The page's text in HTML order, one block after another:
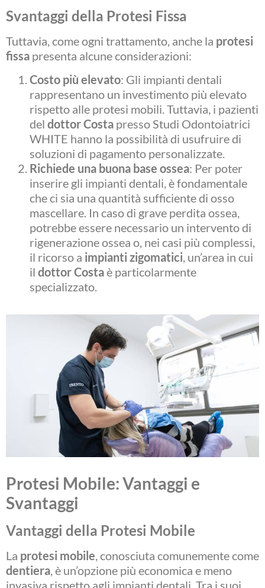
Svantaggi della Protesi Fissa
Tuttavia, come ogni trattamento, anche la protesi
fissa presenta alcune considerazioni:
Costo più elevato: Gli impianti dentali
rappresentano un investimento più elevato
rispetto alle protesi mobili. Tuttavia, i pazienti
del dottor Costa presso Studi Odontoiatrici
WHITE hanno la possibilità di usufruire di
soluzioni di pagamento personalizzate.
Richiede una buona base ossea: Per poter
inserire gli impianti dentali, è fondamentale
che ci sia una quantità sufficiente di osso
mascellare. In caso di grave perdita ossea,
potrebbe essere necessario un intervento di
rigenerazione ossea o, nei casi più complessi,
il ricorso a impianti zigomatici, un’area in cui
il dottor Costaè particolarmente
specializzato.
Protesi Mobile: Vantaggi e
Svantaggi
Vantaggi della Protesi Mobile
La protesi mobile, conosciuta comunemente come
dentiera, è un’opzione più economica e meno
invasiva rispetto agli impianti dentali. Tra i suoi